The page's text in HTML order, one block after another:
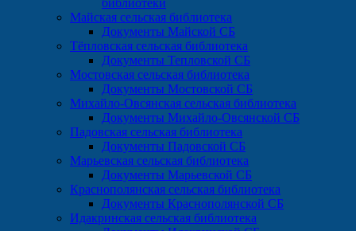
библиотеки
Майская сельская библиотека
Документы Майской СБ
Тёпловская сельская библиотека
Документы Тепловской СБ
Мостовская сельская библиотека
Документы Мостовской СБ
Михайло-Овсянская сельская библиотека
Документы Михайло-Овсянской СБ
Падовская сельская библиотека
Документы Падовской СБ
Марьевская сельская библиотека
Документы Марьевской СБ
Краснополянская сельская библиотека
Документы Краснополянской СБ
Идакринская сельская библиотека